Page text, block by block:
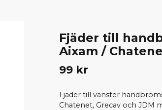
Fjäder till
Aixam /
99 kr
Fjäder till vänster
Chatenet, Grecav och JDM